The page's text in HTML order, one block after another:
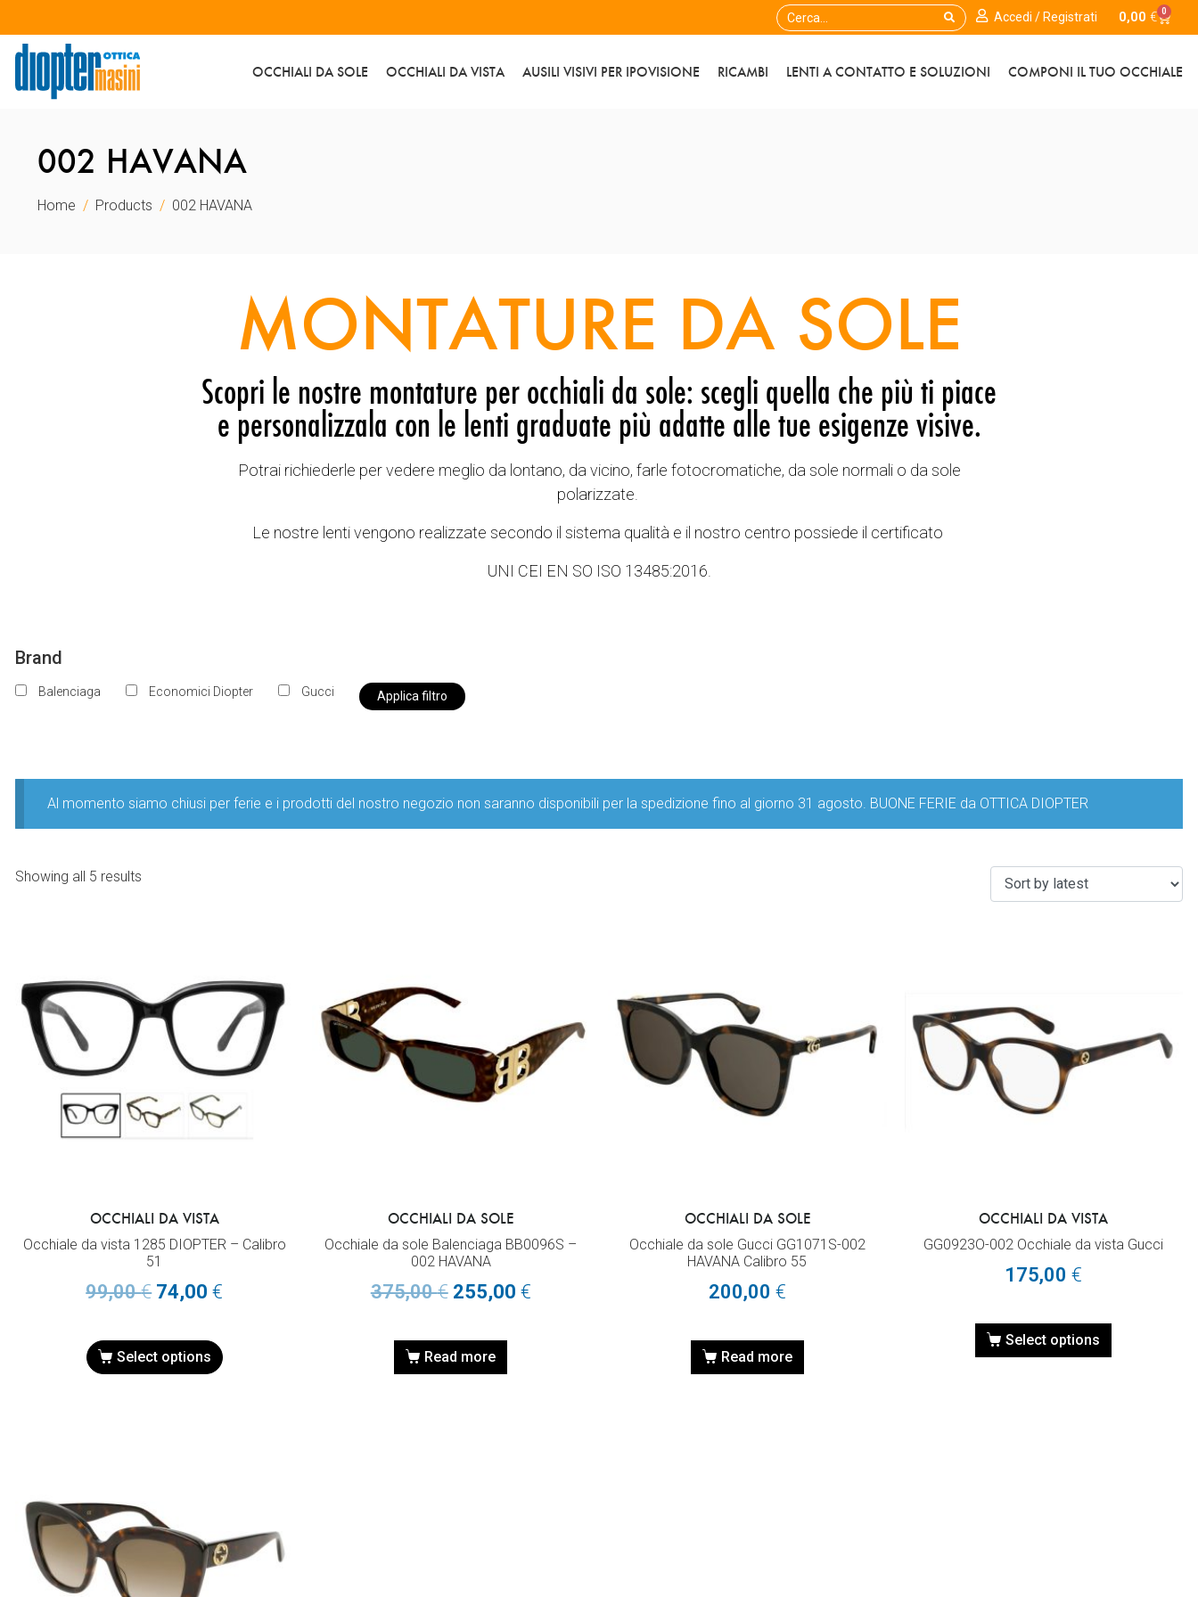
Accedi / Registrati 0,00 € 0
OCCHIALI DA SOLE OCCHIALI DA VISTA AUSILI VISIVI PER IPOVISIONE RICAMBI LENTI A CONTATTO E SOLUZIONI COMPONI IL TUO OCCHIALE
002 HAVANA
Home Products 002 HAVANA
MONTATURE DA SOLE
Scopri le nostre montature per occhiali da sole: scegli quella che più ti piace
e personalizzala con le lenti graduate più adatte alle tue esigenze visive.
Potrai richiederle per vedere meglio da lontano, da vicino, farle fotocromatiche, da sole normali o da sole
polarizzate.
Le nostre lenti vengono realizzate secondo il sistema qualità e il nostro centro possiede il certificato
UNI CEI EN SO ISO 13485:2016.
Brand
Balenciaga Economici Diopter Gucci Applica filtro
Al momento siamo chiusi per ferie e i prodotti del nostro negozio non saranno disponibili per la spedizione fino al giorno 31 agosto. BUONE FERIE da OTTICA DIOPTER
Showing all 5 results
OCCHIALI DA VISTA
Occhiale da vista 1285 DIOPTER – Calibro
51
99,00€ 74,00€
Select options
OCCHIALI DA SOLE
Occhiale da sole Balenciaga BB0096S –
002 HAVANA
375,00€ 255,00 €
Read more
OCCHIALI DA SOLE
Occhiale da sole Gucci GG1071S-002
HAVANA Calibro 55
200,00 €
Read more
OCCHIALI DA VISTA
GG0923O-002 Occhiale da vista Gucci
175,00€
Select options